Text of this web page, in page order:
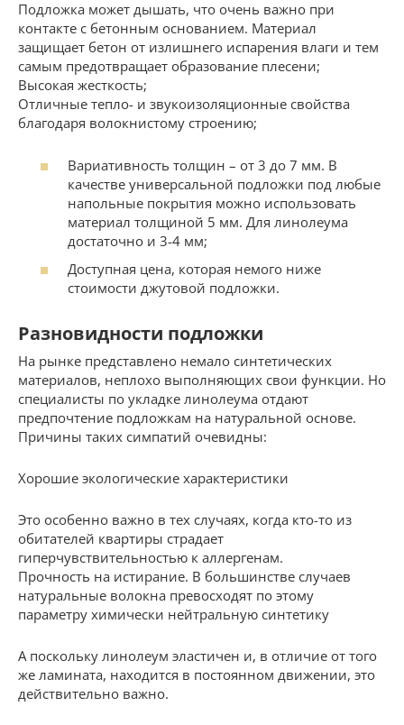
Подложка может дышать, что очень важно при
контакте с бетонным основанием. Материал
защищает бетон от излишнего испарения влаги и тем
самым предотвращает образование плесени;
Высокая жесткость;
Отличные тепло- и звукоизоляционные свойства
благодаря волокнистому строению;
Вариативность толщин – от 3 до 7 мм. В
качестве универсальной подложки под любые
напольные покрытия можно использовать
материал толщиной 5 мм. Для линолеума
достаточно и 3-4 мм;
Доступная цена, которая немого ниже
стоимости джутовой подложки.
Разновидности подложки
На рынке представлено немало синтетических
материалов, неплохо выполняющих свои функции. Но
специалисты по укладке линолеума отдают
предпочтение подложкам на натуральной основе.
Причины таких симпатий очевидны:
Хорошие экологические характеристики
Это особенно важно в тех случаях, когда кто-то из
обитателей квартиры страдает
гиперчувствительностью к аллергенам.
Прочность на истирание. В большинстве случаев
натуральные волокна превосходят по этому
параметру химически нейтральную синтетику
А поскольку линолеум эластичен и, в отличие от того
же ламината, находится в постоянном движении, это
действительно важно.